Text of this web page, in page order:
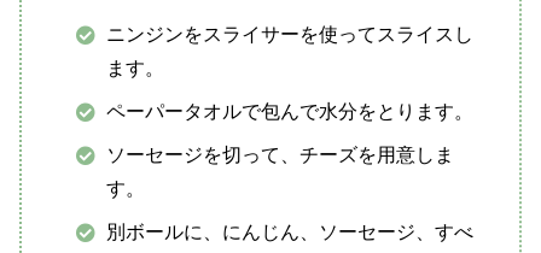
ニンジンをスライサーを使ってスライスし
ます。
ペーパータオルで包んで水分をとります。
ソーセージを切って、チーズを用意しま
す。
別ボールに、にんじん、ソーセージ、すべ